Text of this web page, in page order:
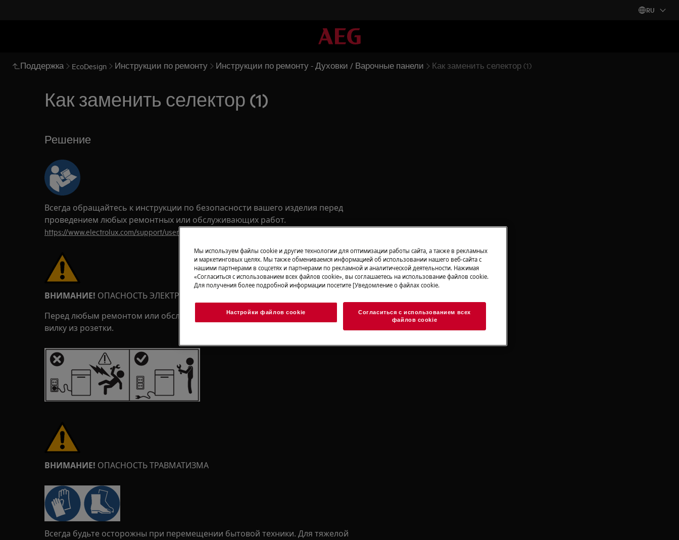
RU
Поддержка EcoDesign Инструкции по ремонту Инструкции по ремонту - Духовки / Варочные панели Как заменить селектор (1)
Как заменить селектор (1)
Решение
Всегда обращайтесь к инструкции по безопасности вашего изделия перед
проведением любых ремонтных или обслуживающих работ.
https://www.electrolux.com/support/user-manuals/
ВНИМАНИЕ! ОПАСНОСТЬ ЭЛЕКТРИЧЕСКОГО УДАРА
Перед любым ремонтом или обслуживанием отключите прибор и выньте
вилку из розетки.
ВНИМАНИЕ! ОПАСНОСТЬ ТРАВМАТИЗМА
Всегда будьте осторожны при перемещении бытовой техники. Для тяжелой
Мы используем файлы cookie и другие технологии для оптимизации работы сайта, а также в рекламных
и маркетинговых целях. Мы также обмениваемся информацией об использовании нашего веб-сайта с
нашими партнерами в соцсетях и партнерами по рекламной и аналитической деятельности. Нажимая
«Согласиться с использованием всех файлов cookie», вы соглашаетесь на использование файлов cookie.
Для получения более подробной информации посетите [Уведомление о файлах cookie.
Настройки файлов cookie
Согласиться с использованием всех
файлов cookie